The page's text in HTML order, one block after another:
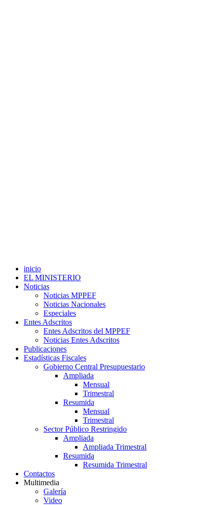
inicio
EL MINISTERIO
Noticias
Noticias MPPEF
Noticias Nacionales
Especiales
Entes Adscritos
Entes Adscritos del MPPEF
Noticias Entes Adscritos
Publicaciones
Estadísticas Fiscales
Gobierno Central Presupuestario
Ampliada
Mensual
Trimestral
Resumida
Mensual
Trimestral
Sector Público Restringido
Ampliada
Ampliada Trimestral
Resumida
Resumida Trimestral
Contactos
Multimedia
Galería
Video